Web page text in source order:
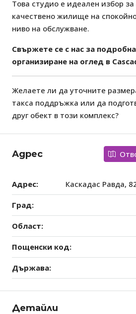
Това студио е идеален избор
качествено жилище на
ниво на обслужване.
Свържете се с нас за
организиране на оглед в
Желаете ли да уточните
такса поддръжка или да
друг обект в този комплекс?
Адрес
Адрес: Каскадас Равда,
Град:
Област:
Пощенски код:
Държава:
Детайли